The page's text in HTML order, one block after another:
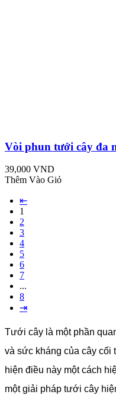
Vòi phun tưới cây đa
39,000 VND
Thêm Vào Giỏ
⇤
1
2
3
4
5
6
7
...
8
⇥
Tưới cây là một phần
và sức kháng của cây
hiện điều này một cách
một giải pháp tưới cây